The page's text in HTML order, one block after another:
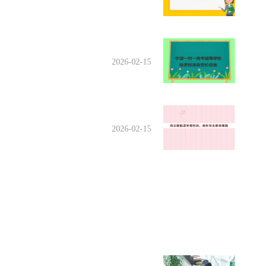
2026-02-15
2026-02-15